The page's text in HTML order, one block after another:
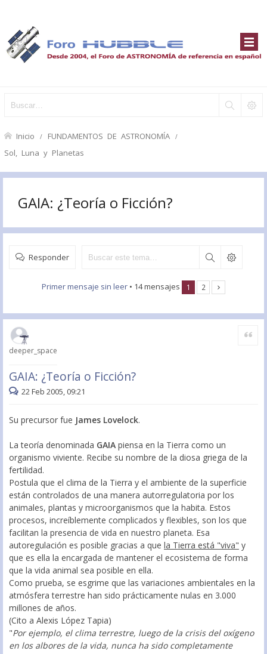
Inicio FUNDAMENTOS DE ASTRONOMÍA
Sol, Luna y Planetas
GAIA: ¿Teoría o Ficción?
Responder
Primer mensaje sin leer • 14 mensajes 1 2
deeper_space
GAIA: ¿Teoría o Ficción?
Citar
22 Feb 2005, 09:21
Su precursor fue James Lovelock.
La teoría denominada GAIA piensa en la Tierra como un
organismo viviente. Recibe su nombre de la diosa griega de la
fertilidad.
Postula que el clima de la Tierra y el ambiente de la superficie
están controlados de una manera autorregulatoria por los
animales, plantas y microorganismos que la habita. Estos
procesos, increíblemente complicados y flexibles, son los que
facilitan la presencia de vida en nuestro planeta. Esa
autoregulación es posible gracias a que la Tierra está "viva" y
que es ella la encargada de mantener el ecosistema de forma
que la vida animal sea posible en ella.
Como prueba, se esgrime que las variaciones ambientales en la
atmósfera terrestre han sido prácticamente nulas en 3.000
millones de años.
(Cito a Alexis López Tapia)
"Por ejemplo, el clima terrestre, luego de la crisis del oxígeno
en los albores de la vida, nunca ha sido completamente